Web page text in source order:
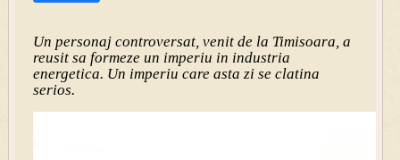
Un personaj controversat, venit de la Timisoara, a
reusit sa formeze un imperiu in industria
energetica. Un imperiu care asta zi se clatina
serios.